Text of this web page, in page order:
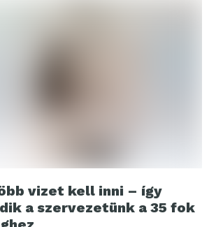
vizet kell inni – így
a szervezetünk a 35 fok